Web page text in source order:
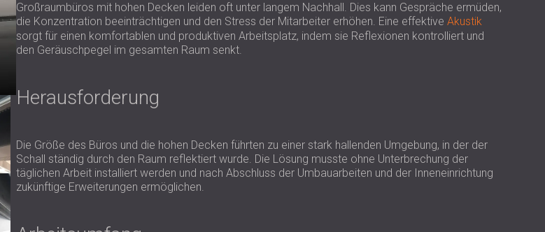
Großraumbüros mit hohen Decken leiden oft unter langem Nachhall. Dies kann Gespräche ermüden,
die Konzentration beeinträchtigen und den Stress der Mitarbeiter erhöhen. Eine effektive Akustik
sorgt für einen komfortablen und produktiven Arbeitsplatz, indem sie Reflexionen kontrolliert und
den Geräuschpegel im gesamten Raum senkt.
Herausforderung
Die Größe des Büros und die hohen Decken führten zu einer stark hallenden Umgebung, in der der
Schall ständig durch den Raum reflektiert wurde. Die Lösung musste ohne Unterbrechung der
täglichen Arbeit installiert werden und nach Abschluss der Umbauarbeiten und der Inneneinrichtung
zukünftige Erweiterungen ermöglichen.